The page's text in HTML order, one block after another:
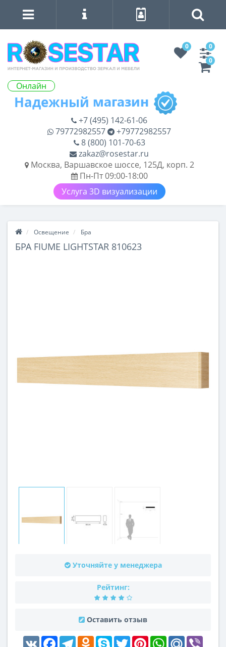
Онлайн
0
0
0
+7 (495) 142-61-06
79772982557
+79772982557
8 (800) 101-70-63
zakaz@rosestar.ru
Москва, Варшавское шоссе, 125Д, корп. 2
Пн-Пт 09:00-18:00
Услуга 3D визуализации
Освещение Бра
БРА FIUME LIGHTSTAR 810623
Уточняйте у менеджера
Рейтинг:
Оставить отзыв
VK FacebookTelegramOdnoklassniki
Skype Twitter PinterestWhatsAppMail.Ru